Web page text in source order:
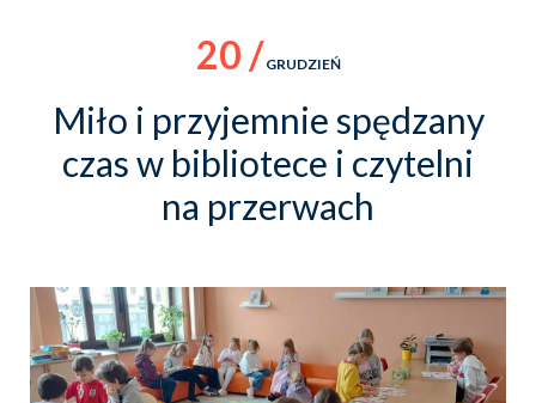
20 / GRUDZIEŃ
Miło i przyjemnie spędzany
czas w bibliotece i czytelni
na przerwach